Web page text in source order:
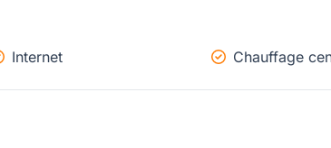
Internet Chauffage